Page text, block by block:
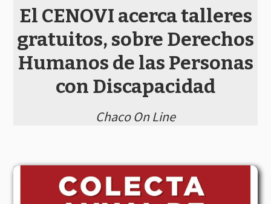
El CENOVI acerca talleres
gratuitos, sobre Derechos
Humanos de las Personas
con Discapacidad
Chaco On Line